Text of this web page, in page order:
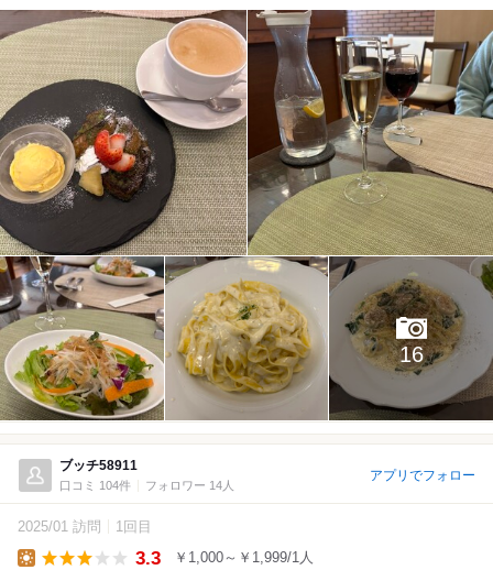
16
ブッチ58911
口コミ 104件 フォロワー 14人
アプリでフォロー
2025/01 訪問 1回目
3.3 ￥1,000～￥1,999/1人